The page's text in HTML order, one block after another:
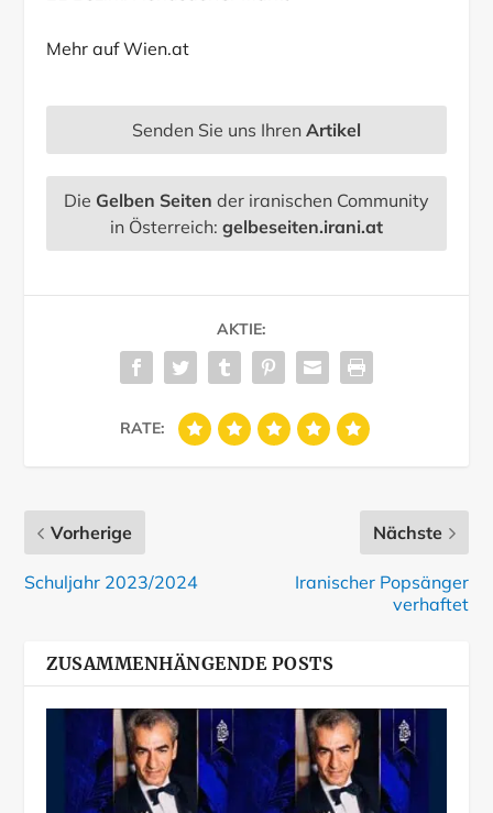
Mehr aufWien.at
Senden Sie uns Ihren Artikel
Die Gelben Seiten der iranischen Community
in Österreich: gelbeseiten.irani.at
AKTIE:
RATE:
Vorherige
Schuljahr 2023/2024
Nächste
Iranischer Popsänger
verhaftet
ZUSAMMENHÄNGENDE POSTS